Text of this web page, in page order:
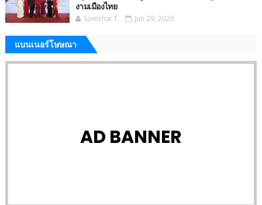
งามเมืองไทย
Somchai T. Jun 29, 2026
แบนเนอร์โษษณา
AD BANNER